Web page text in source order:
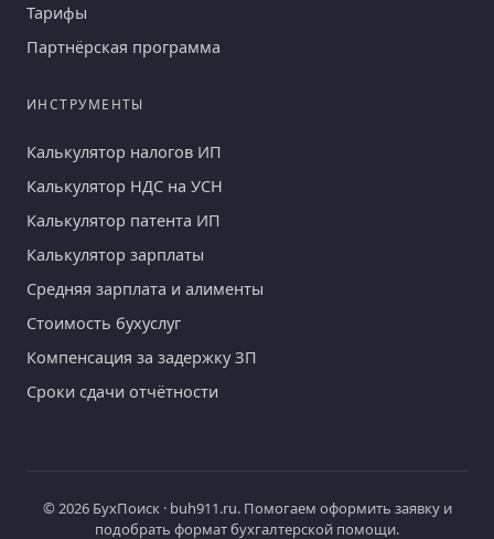
Тарифы
Партнёрская программа
ИНСТРУМЕНТЫ
Калькулятор налогов ИП
Калькулятор НДС на УСН
Калькулятор патента ИП
Калькулятор зарплаты
Средняя зарплата и алименты
Стоимость бухуслуг
Компенсация за задержку ЗП
Сроки сдачи отчётности
© 2026 БухПоиск · buh911.ru. Помогаем оформить заявку и
подобрать формат бухгалтерской помощи.